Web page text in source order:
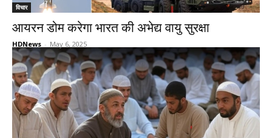
विचार
आयरन डोम करेगा भारत की अभेद्य वायु सुरक्षा
HDNews - May 6, 2025